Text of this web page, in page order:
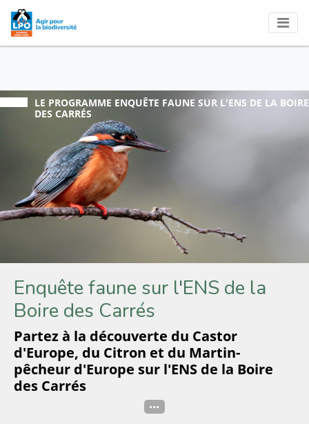
LE PROGRAMME ENQUÊTE FAUNE SUR L'ENS DE LA BOIRE
DES CARRÉS
Enquête faune sur l'ENS de la
Boire des Carrés
Partez à la découverte du Castor
d'Europe, du Citron et du Martin-
pêcheur d'Europe sur l'ENS de la Boire
des Carrés
...